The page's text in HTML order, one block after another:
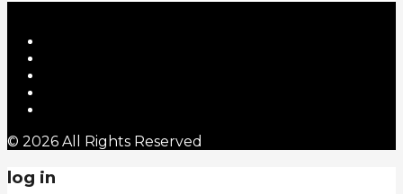
© 2026 All Rights Reserved
log in